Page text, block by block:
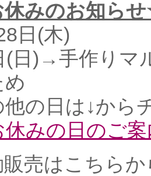
みのお知ら
日(木)
(日)→手作りマ
め
他の日は↓から
みの日のご
販売はこちら